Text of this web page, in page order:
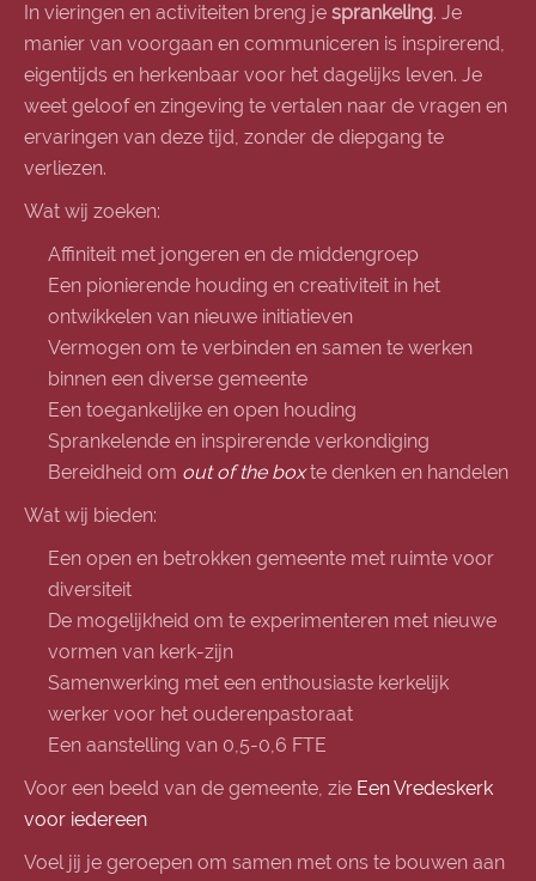
In vieringen en activiteiten breng je sprankeling. Je
manier van voorgaan en communiceren is inspirerend,
eigentijds en herkenbaar voor het dagelijks leven. Je
weet geloof en zingeving te vertalen naar de vragen en
ervaringen van deze tijd, zonder de diepgang te
verliezen.
Wat wij zoeken:
Affiniteit met jongeren en de middengroep
Een pionierende houding en creativiteit in het
ontwikkelen van nieuwe initiatieven
Vermogen om te verbinden en samen te werken
binnen een diverse gemeente
Een toegankelijke en open houding
Sprankelende en inspirerende verkondiging
Bereidheid om out of the boxte denken en handelen
Wat wij bieden:
Een open en betrokken gemeente met ruimte voor
diversiteit
De mogelijkheid om te experimenteren met nieuwe
vormen van kerk-zijn
Samenwerking met een enthousiaste kerkelijk
werker voor het ouderenpastoraat
Een aanstelling van 0,5-0,6 FTE
Voor een beeld van de gemeente, zie Een Vredeskerk
voor iedereen
Voel jij je geroepen om samen met ons te bouwen aan